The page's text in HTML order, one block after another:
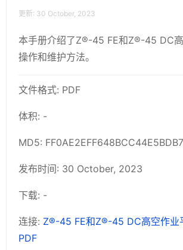
更新: 30 October, 2023
本手册介绍了Z®-45 FE和Z®-45 DC
操作和维护方法。
文件格式: PDF
体积: -
MD5:
发布时间: 30 October, 2023
下载: -
连接: Z®-45 FE和Z®-45 DC高空作业
PDF